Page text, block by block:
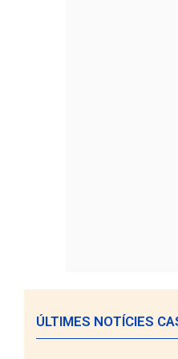
ÚLTIMES NOTÍCIES